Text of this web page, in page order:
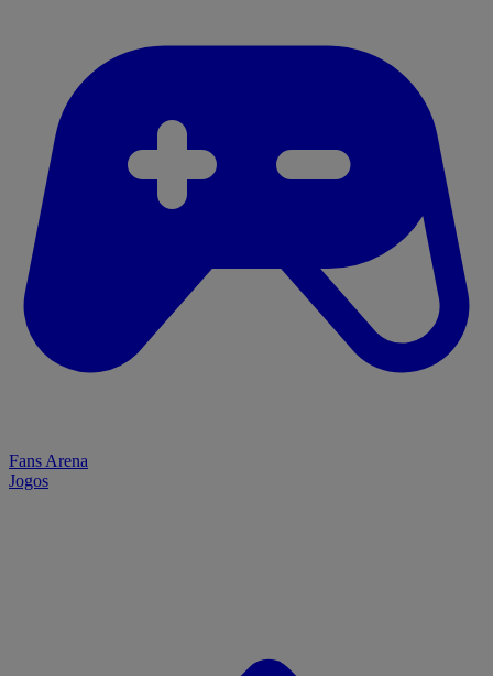
Fans Arena
Jogos